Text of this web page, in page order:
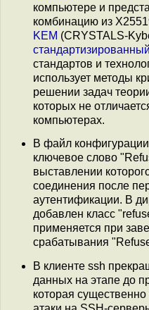
компьютере и
комбинацию из
KEM (CRYSTALS-
стандартизированный
стандартов и
использует методы
решении задач
которых не
компьютерах.
В файл
ключевое слово
выставлении
соединения после
аутентификации. В
добавлен класс
применяется при
срабатывания
В клиенте ssh
данных на этапе до
которая